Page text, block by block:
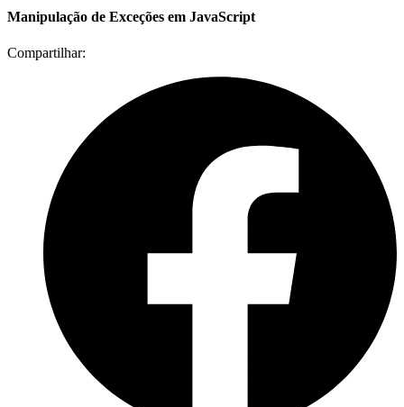
Manipulação de Exceções em JavaScript
Compartilhar: